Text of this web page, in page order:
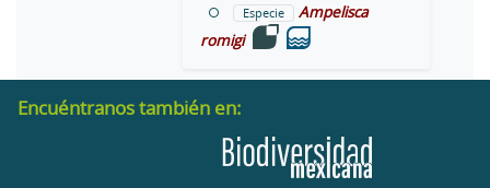
Especie
Ampelisca
romigi
Encuéntranos también en: